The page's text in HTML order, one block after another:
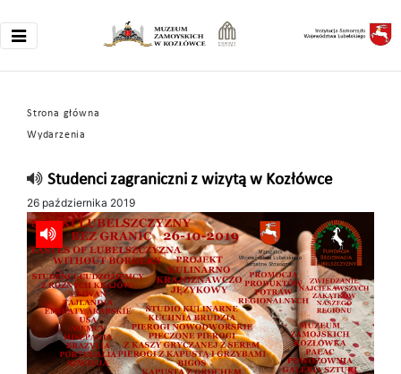
Strona główna
Wydarzenia
Studenci zagraniczni z wizytą w Kozłówce
26 października 2019